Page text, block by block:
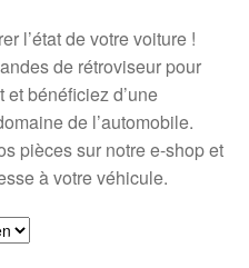
l’état de votre voiture !
de rétroviseur pour
bénéficiez d’une
de l’automobile.
pièces sur notre e-shop et
à votre véhicule.